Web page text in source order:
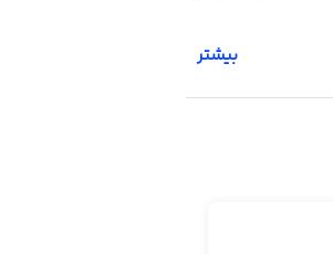
بیشتر